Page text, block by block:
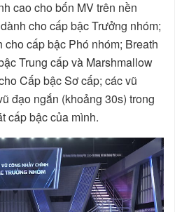
cao cho bốn MV trên nền
cho cấp bậc Trưởng nhóm;
cấp bậc Phó nhóm; Breath
Trung cấp và Marshmallow
Cấp bậc Sơ cấp; các vũ
đạo ngắn (khoảng 30s) trong
cấp bậc của mình.